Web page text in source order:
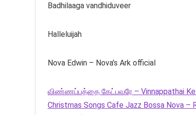
Badhilaaga vandhiduveer
Halleluijah
Nova Edwin – Nova’s Ark official
விண்ணப்பத்தை கேட்பவரே – Vinnappathai
Christmas Songs Cafe Jazz Bossa Nova –